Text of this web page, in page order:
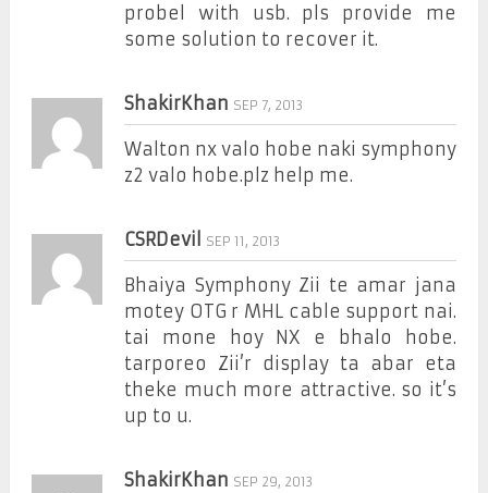
probel with usb. pls provide me
some solution to recover it.
ShakirKhan SEP 7, 2013
Walton nx valo hobe naki symphony
z2 valo hobe.plz help me.
CSRDevil SEP 11, 2013
Bhaiya Symphony Zii te amar jana
motey OTG r MHL cable support nai.
tai mone hoy NX e bhalo hobe.
tarporeo Zii’r display ta abar eta
theke much more attractive. so it’s
up to u.
ShakirKhan SEP 29, 2013